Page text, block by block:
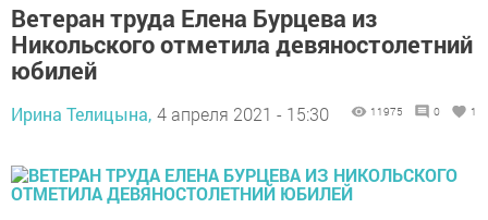
Ветеран труда Елена Бурцева из
Никольского отметила девяностолетний
юбилей
Ирина Телицына, 4 апреля 2021 - 15:30 11975 0 1